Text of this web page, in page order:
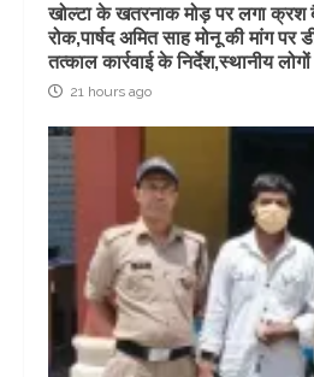
खोल्टा के खतरनाक मोड़ पर लगा क्रश
रोक,पार्षद अमित साह मोनू की मांग
तत्काल कार्रवाई के निर्देश,स्थानीय
21 hours ago